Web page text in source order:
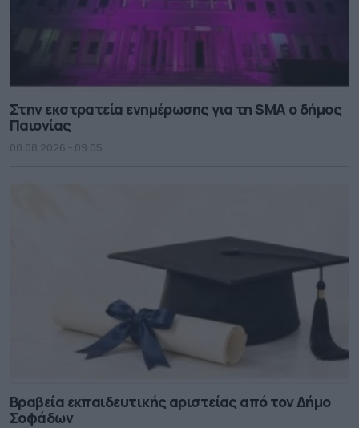
Στην εκστρατεία ενημέρωσης για τη SMA ο δήμος
Παιονίας
08.08.2026 - 09.05
Βραβεία εκπαιδευτικής αριστείας από τον Δήμο
Σοφάδων